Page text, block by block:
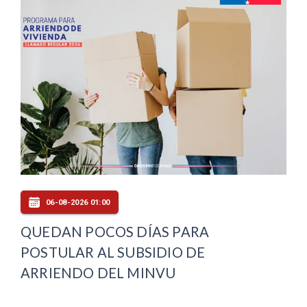
06-08-2026 01:00
QUEDAN POCOS DÍAS PARA
POSTULAR AL SUBSIDIO DE
ARRIENDO DEL MINVU